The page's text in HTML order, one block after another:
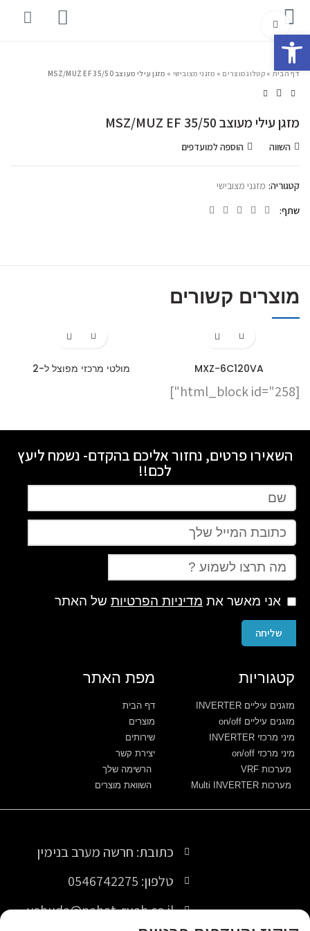
דף הבית »קטלוג מוצרים » מזגני מצובישי » מזגן עילי מעוצב MSZ/MUZ EF 35/50
מזגן עילי מעוצב MSZ/MUZ EF 35/50
השווה הוספה למועדפים
קטגוריה: מזגני מצובישי
שתף
מוצרים קשורים
MXZ-6C120VA מולטי מרכזי מפוצל ל-2
[html_block id="258"]
השאירו פרטים, נחזור אליכם בהקדם- נשמח ליעץ
לכם!!
אני מאשר את מדיניות הפרטיות של האתר
שליחה
קטגוריות
מזגנים עיליים INVERTER
מזגנים עיליים on/off
מיני מרכזי INVERTER
מיני מרכזי on/off
מערכות VRF
מערכות Multi INVERTER
מפת האתר
דף הבית
מוצרים
שירותים
יצירת קשר
הרשימה שלך
השוואת מוצרים
כתובת: חרשה מערב בנימין
טלפון: 0546742275
yehuda@nahat-ruah.co.il
פתח סרגל נגישות